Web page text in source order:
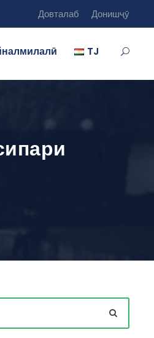
Довталаб Донишҷӯ
TJ